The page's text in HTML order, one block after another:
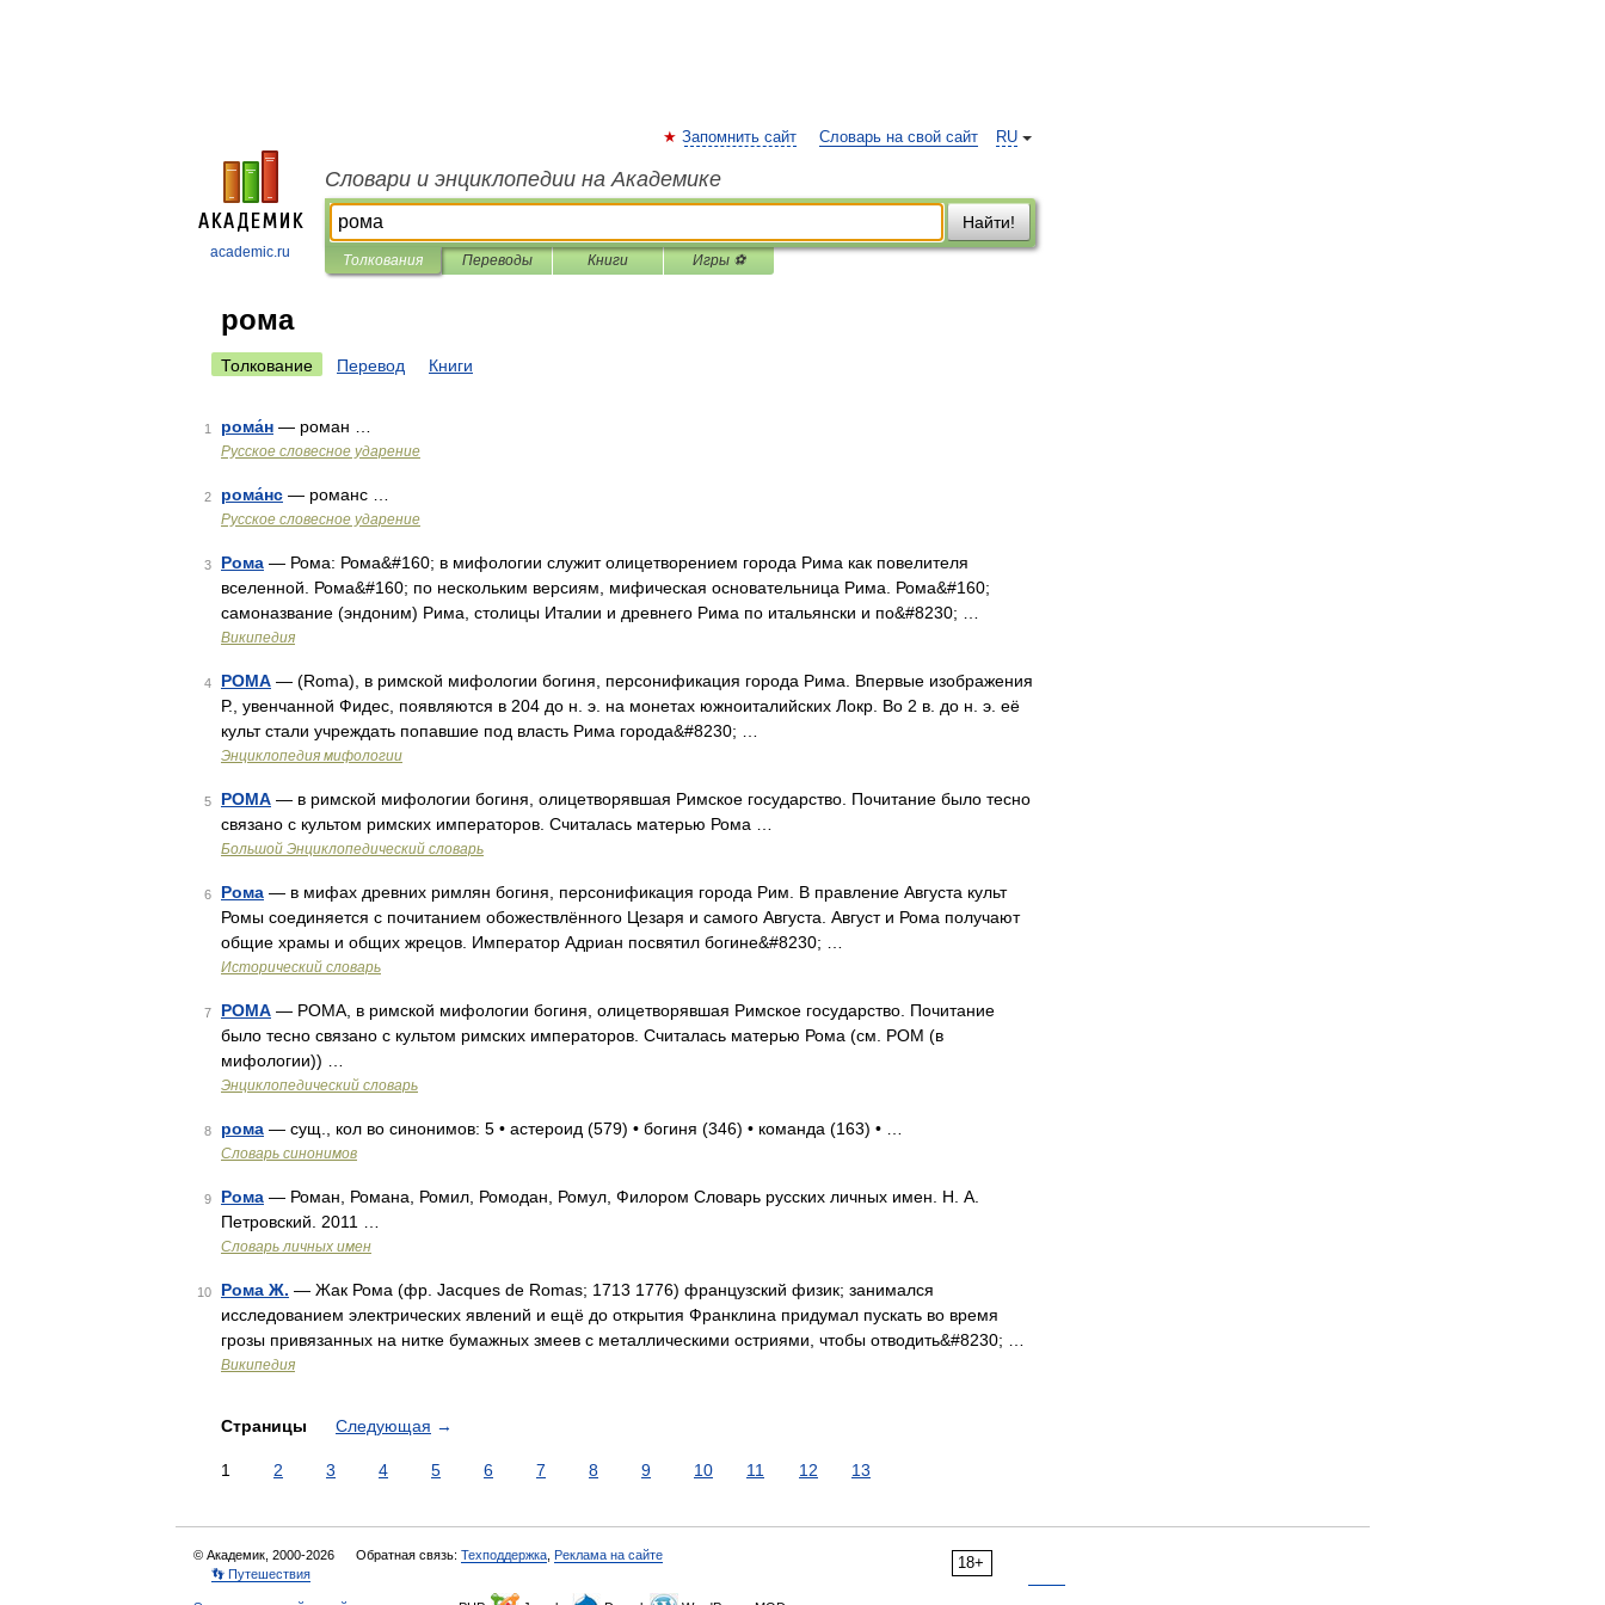
academic.ru
RU
Запомнить сайт Словарь на свой сайт
Словари и энциклопедии на Академике
Найти!
Толкования Переводы Книги Игры ⚽
рома
Толкование Перевод Книги
1 рома́н — роман …
Русское словесное ударение
2 рома́нс — романс …
Русское словесное ударение
3 Рома — Рома: Рома&#160; в мифологии служит олицетворением города Рима как повелителя
вселенной. Рома&#160; по нескольким версиям, мифическая основательница Рима. Рома&#160;
самоназвание (эндоним) Рима, столицы Италии и древнего Рима по итальянски и по&#8230; …
Википедия
4 РОМА — (Rоmа), в римской мифологии богиня, персонификация города Рима. Впервые изображения
Р., увенчанной Фидес, появляются в 204 до н. э. на монетах южноиталийских Локр. Во 2 в. до н. э. её
культ стали учреждать попавшие под власть Рима города&#8230; …
Энциклопедия мифологии
5 РОМА — в римской мифологии богиня, олицетворявшая Римское государство. Почитание было тесно
связано с культом римских императоров. Считалась матерью Рома …
Большой Энциклопедический словарь
6 Рома — в мифах древних римлян богиня, персонификация города Рим. В правление Августа культ
Ромы соединяется с почитанием обожествлённого Цезаря и самого Августа. Август и Рома получают
общие храмы и общих жрецов. Император Адриан посвятил богине&#8230; …
Исторический словарь
7 РОМА — РОМА, в римской мифологии богиня, олицетворявшая Римское государство. Почитание
было тесно связано с культом римских императоров. Считалась матерью Рома (см. РОМ (в
мифологии)) …
Энциклопедический словарь
8 рома — сущ., кол во синонимов: 5 • астероид (579) • богиня (346) • команда (163) • …
Словарь синонимов
9 Рома — Роман, Романа, Ромил, Ромодан, Ромул, Филором Словарь русских личных имен. Н. А.
Петровский. 2011 …
Словарь личных имен
10 Рома Ж. — Жак Рома (фр. Jacques de Romas; 1713 1776) французский физик; занимался
исследованием электрических явлений и ещё до открытия Франклина придумал пускать во время
грозы привязанных на нитке бумажных змеев с металлическими остриями, чтобы отводить&#8230; …
Википедия
Страницы Следующая →
1 2 3 4 5 6 7 8 9 10 11 12 13
18+
© Академик, 2000-2026 Обратная связь: Техподдержка Реклама на сайте
👣 Путешествия